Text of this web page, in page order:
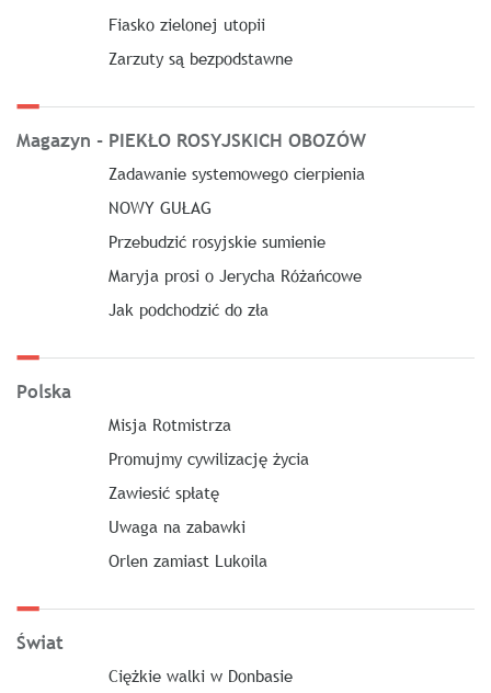
Fiasko zielonej utopii
Zarzuty są bezpodstawne
Magazyn - PIEKŁO ROSYJSKICH OBOZÓW
Zadawanie systemowego cierpienia
NOWY GUŁAG
Przebudzić rosyjskie sumienie
Maryja prosi o Jerycha Różańcowe
Jak podchodzić do zła
Polska
Misja Rotmistrza
Promujmy cywilizację życia
Zawiesić spłatę
Uwaga na zabawki
Orlen zamiast Lukoila
Świat
Ciężkie walki w Donbasie